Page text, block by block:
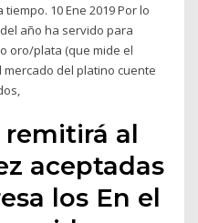
10 Ene 2019 Por lo
año ha servido para
oro/plata (que mide el
del platino cuente
remitirá al
aceptadas
los En el